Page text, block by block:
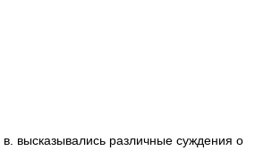
различные суждения о